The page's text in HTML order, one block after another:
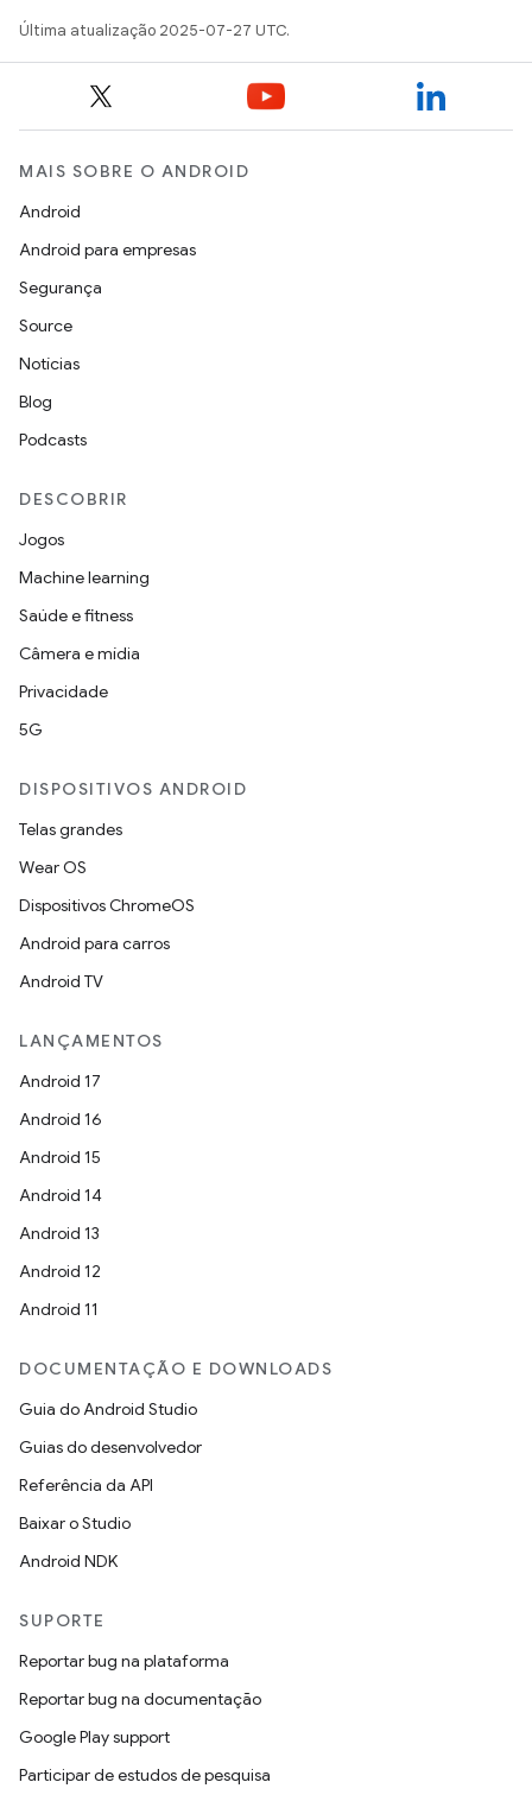
Última atualização 2025-07-27 UTC.
MAIS SOBRE O ANDROID
Android
Android para empresas
Segurança
Source
Notícias
Blog
Podcasts
DESCOBRIR
Jogos
Machine learning
Saúde e fitness
Câmera e mídia
Privacidade
5G
DISPOSITIVOS ANDROID
Telas grandes
Wear OS
Dispositivos ChromeOS
Android para carros
Android TV
LANÇAMENTOS
Android 17
Android 16
Android 15
Android 14
Android 13
Android 12
Android 11
DOCUMENTAÇÃO E DOWNLOADS
Guia do Android Studio
Guias do desenvolvedor
Referência da API
Baixar o Studio
Android NDK
SUPORTE
Reportar bug na plataforma
Reportar bug na documentação
Google Play support
Participar de estudos de pesquisa